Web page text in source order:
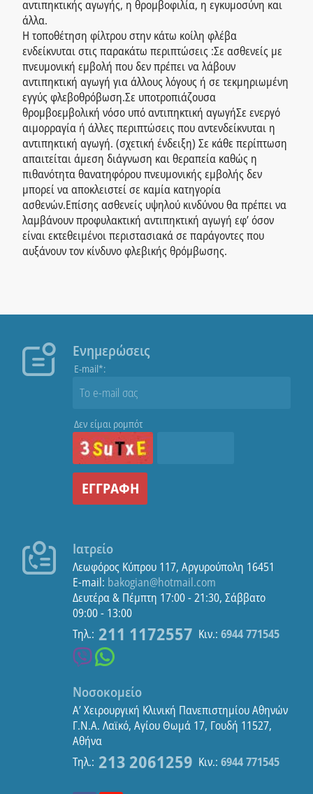
αντιπηκτικής αγωγής, η θρομβοφιλία, η εγκυμοσύνη και
άλλα.
Η τοποθέτηση φίλτρου στην κάτω κοίλη φλέβα
ενδείκνυται στις παρακάτω περιπτώσεις :Σε ασθενείς με
πνευμονική εμβολή που δεν πρέπει να λάβουν
αντιπηκτική αγωγή για άλλους λόγους ή σε τεκμηριωμένη
εγγύς φλεβοθρόβωση.Σε υποτροπιάζουσα
θρομβοεμβολική νόσο υπό αντιπηκτική αγωγήΣε ενεργό
αιμορραγία ή άλλες περιπτώσεις που αντενδείκνυται η
αντιπηκτική αγωγή. (σχετική ένδειξη) Σε κάθε περίπτωση
απαιτείται άμεση διάγνωση και θεραπεία καθώς η
πιθανότητα θανατηφόρου πνευμονικής εμβολής δεν
μπορεί να αποκλειστεί σε καμία κατηγορία
ασθενών.Επίσης ασθενείς υψηλού κινδύνου θα πρέπει να
λαμβάνουν προφυλακτική αντιπηκτική αγωγή εφ’ όσον
είναι εκτεθειμένοι περιστασιακά σε παράγοντες που
αυξάνουν τον κίνδυνο φλεβικής θρόμβωσης.
Ενημερώσεις
E-mail*:
Δεν είμαι ρομπότ
ΕΓΓΡΑΦΗ
Ιατρείο
Λεωφόρος Κύπρου 117, Αργυρούπολη 16451
E-mail: bakogian@hotmail.com
Δευτέρα & Πέμπτη 17:00 - 21:30, Σάββατο
09:00 - 13:00
Tηλ.: 211 1172557 Κιν.: 6944 771545
Νοσοκομείο
Α’ Χειρουργική Κλινική Πανεπιστημίου Αθηνών
Γ.Ν.Α. Λαϊκό, Αγίου Θωμά 17, Γουδή 11527,
Αθήνα
Tηλ.: 213 2061259 Κιν.: 6944 771545